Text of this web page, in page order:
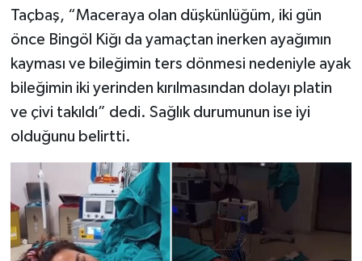
Taçbaş, “Maceraya olan düşkünlüğüm, iki gün
önce Bingöl Kiğı da yamaçtan inerken ayağımın
kayması ve bileğimin ters dönmesi nedeniyle ayak
bileğimin iki yerinden kırılmasından dolayı platin
ve çivi takıldı” dedi. Sağlık durumunun ise iyi
olduğunu belirtti.